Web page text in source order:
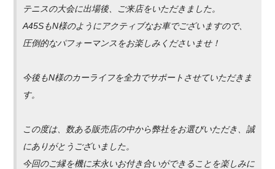
テニスの大会に出場後、ご来店をいただきました。
A45SもN様のようにアクティブなお車でございますので、
圧倒的なパフォーマンスをお楽しみくださいませ！
今後もN様のカーライフを全力でサポートさせていただきま
す。
この度は、数ある販売店の中から弊社をお選びいただき、誠
にありがとうございました。
今回のご縁を機に末永いお付き合いができることを楽しみに